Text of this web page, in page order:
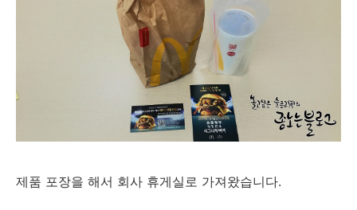
제품 포장을 해서 회사 휴게실로 가져왔습니다.